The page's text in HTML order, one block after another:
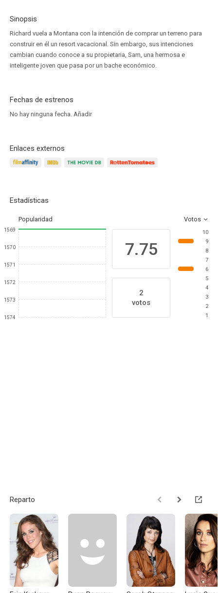
Sinopsis
Richard vuela a Montana con la intención de comprar un terreno para
construir en él un resort vacacional. Sin embargo, sus intenciones
cambian cuando conoce a su propietaria, Sam, una hermosa e
inteligente joven que pasa por un bache económico.
Fechas de estrenos
No hay ninguna fecha. Añadir
Enlaces externos
Estadísticas
Popularidad Votos
1569
1570
1571
1572
1573
1574
7.75
2
votos
10
9
8
7
6
5
4
3
2
1
Reparto